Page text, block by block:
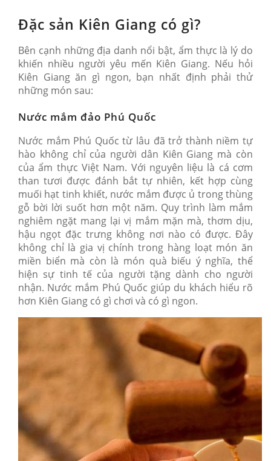
Đặc sản Kiên Giang có gì?
Bên cạnh những địa danh nổi bật, ẩm thực là lý do
khiến nhiều người yêu mến Kiên Giang. Nếu hỏi
Kiên Giang ăn gì ngon, bạn nhất định phải thử
những món sau:
Nước mắm đảo Phú Quốc
Nước mắm Phú Quốc từ lâu đã trở thành niềm tự
hào không chỉ của người dân Kiên Giang mà còn
của ẩm thực Việt Nam. Với nguyên liệu là cá cơm
than tươi được đánh bắt tự nhiên, kết hợp cùng
muối hạt tinh khiết, nước mắm được ủ trong thùng
gỗ bời lời suốt hơn một năm. Quy trình làm mắm
nghiêm ngặt mang lại vị mắm mặn mà, thơm dịu,
hậu ngọt đặc trưng không nơi nào có được. Đây
không chỉ là gia vị chính trong hàng loạt món ăn
miền biển mà còn là món quà biếu ý nghĩa, thể
hiện sự tinh tế của người tặng dành cho người
nhận. Nước mắm Phú Quốc giúp du khách hiểu rõ
hơn Kiên Giang có gì chơi và có gì ngon.